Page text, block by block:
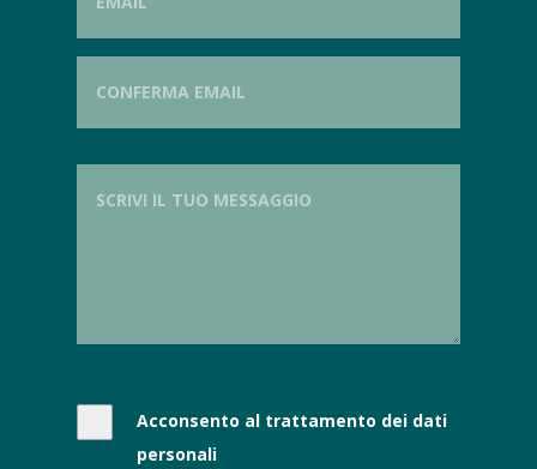
Acconsento al trattamento dei dati
personali